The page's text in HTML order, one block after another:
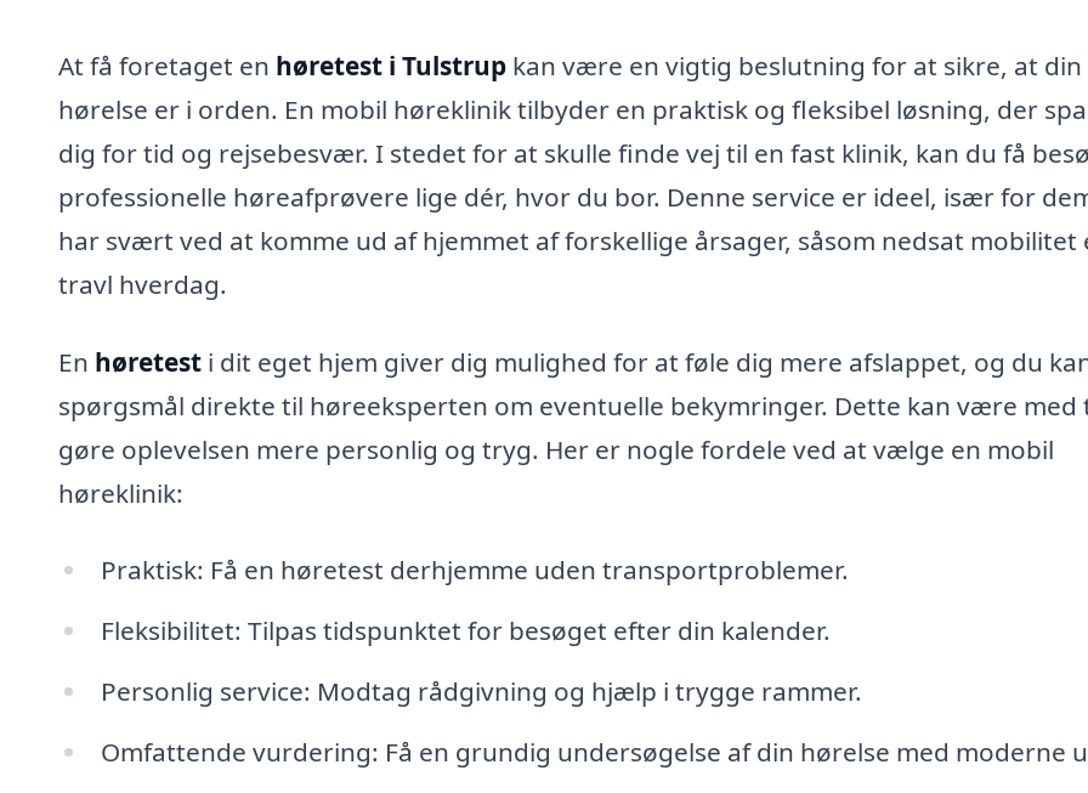
At få foretaget en høretest i Tulstrup kan være en vigtig beslutning for at sikre, at din
hørelse er i orden. En mobil høreklinik tilbyder en praktisk og fleksibel løsning, der
dig for tid og rejsebesvær. I stedet for at skulle finde vej til en fast klinik, kan du få
professionelle høreafprøvere lige dér, hvor du bor. Denne service er ideel, især for
har svært ved at komme ud af hjemmet af forskellige årsager, såsom nedsat mobilitet
travl hverdag.
En høretest i dit eget hjem giver dig mulighed for at føle dig mere afslappet, og du
spørgsmål direkte til høreeksperten om eventuelle bekymringer. Dette kan være med
gøre oplevelsen mere personlig og tryg. Her er nogle fordele ved at vælge en mobil
høreklinik:
Praktisk: Få en høretest derhjemme uden transportproblemer.
Fleksibilitet: Tilpas tidspunktet for besøget efter din kalender.
Personlig service: Modtag rådgivning og hjælp i trygge rammer.
Omfattende vurdering: Få en grundig undersøgelse af din hørelse med moderne